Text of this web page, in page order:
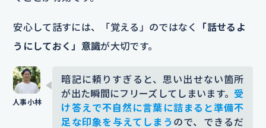
安心して話すには、「覚える」のではなく
「話せるよ
うにしておく」意識が大切です。
暗記に頼りすぎると、思い出せない箇所
が出た瞬間にフリーズしてしまいます。 受
け答えで不自然に言葉に詰まると準備不
足な印象を与えてしまう ので、できるだ